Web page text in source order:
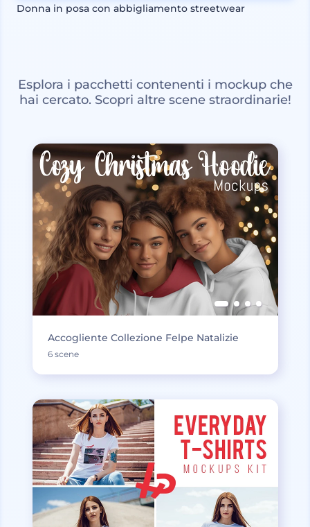
Donna in posa con abbigliamento streetwear
Esplora i pacchetti contenenti i mockup che
hai cercato. Scopri altre scene straordinarie!
Accogliente Collezione Felpe Natalizie
6 scene